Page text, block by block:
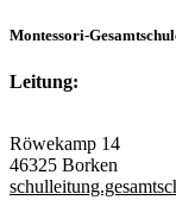
Montessori-
Leitung:
Röwekamp 14
46325 Borken